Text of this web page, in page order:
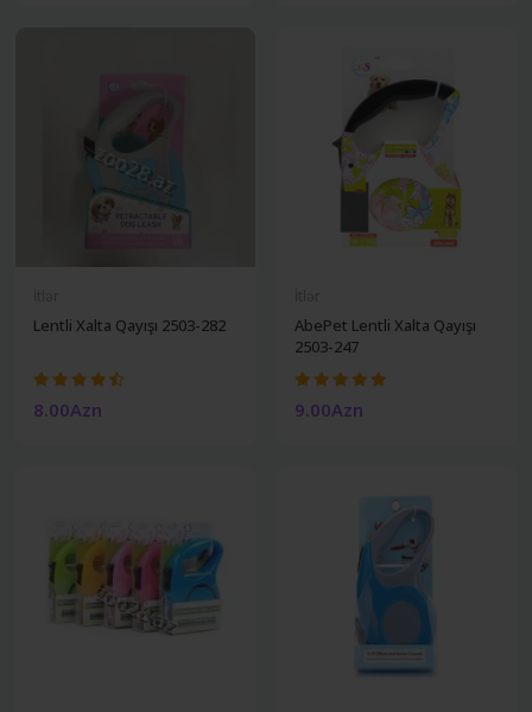
Lentli Xalta Qayışı 2503-282
8.00Azn
AbePet Lentli Xalta Qayışı
2503-247
9.00Azn